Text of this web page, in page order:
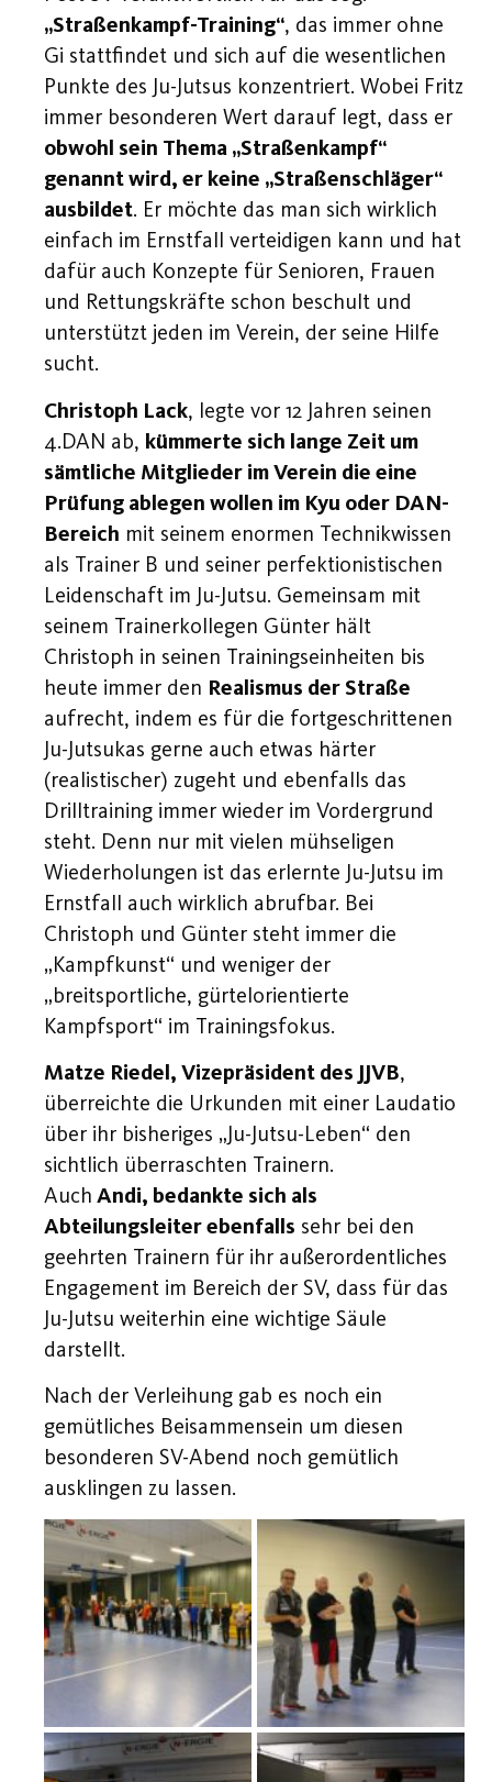
„Straßenkampf-Training“, das immer ohne
Gi stattfindet und sich auf die wesentlichen
Punkte des Ju-Jutsus konzentriert. Wobei Fritz
immer besonderen Wert darauf legt, dass er
obwohl sein Thema „Straßenkampf“
genannt wird, er keine „Straßenschläger“
ausbildet. Er möchte das man sich wirklich
einfach im Ernstfall verteidigen kann und hat
dafür auch Konzepte für Senioren, Frauen
und Rettungskräfte schon beschult und
unterstützt jeden im Verein, der seine Hilfe
sucht.
Christoph Lack, legte vor 12 Jahren seinen
4.DAN ab, kümmerte sich lange Zeit um
sämtliche Mitglieder im Verein die eine
Prüfung ablegen wollen im Kyu oder DAN-
Bereich mit seinem enormen Technikwissen
als Trainer B und seiner perfektionistischen
Leidenschaft im Ju-Jutsu. Gemeinsam mit
seinem Trainerkollegen Günter hält
Christoph in seinen Trainingseinheiten bis
heute immer den Realismus der Straße
aufrecht, indem es für die fortgeschrittenen
Ju-Jutsukas gerne auch etwas härter
(realistischer) zugeht und ebenfalls das
Drilltraining immer wieder im Vordergrund
steht. Denn nur mit vielen mühseligen
Wiederholungen ist das erlernte Ju-Jutsu im
Ernstfall auch wirklich abrufbar. Bei
Christoph und Günter steht immer die
„Kampfkunst“ und weniger der
„breitsportliche, gürtelorientierte
Kampfsport“ im Trainingsfokus.
Matze Riedel, Vizepräsident des JJVB,
überreichte die Urkunden mit einer Laudatio
über ihr bisheriges „Ju-Jutsu-Leben“ den
sichtlich überraschten Trainern.
Auch Andi, bedankte sich als
Abteilungsleiter ebenfalls sehr bei den
geehrten Trainern für ihr außerordentliches
Engagement im Bereich der SV, dass für das
Ju-Jutsu weiterhin eine wichtige Säule
darstellt.
Nach der Verleihung gab es noch ein
gemütliches Beisammensein um diesen
besonderen SV-Abend noch gemütlich
ausklingen zu lassen.